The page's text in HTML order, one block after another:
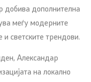
добива дополнителна
меѓу модерните
и светските трендови.
Александар
на локално